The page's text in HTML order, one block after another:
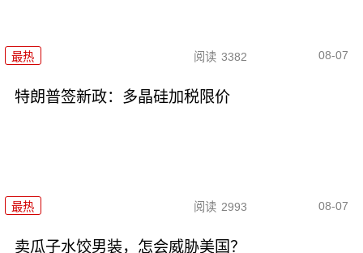
最热 阅读 3382 08-07
特朗普签新政：多晶硅加税限价
最热 阅读 2993 08-07
卖瓜子水饺男装，怎会威胁美国？